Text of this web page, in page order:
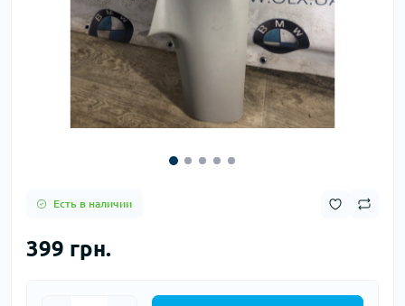
Есть в наличии
399 грн.